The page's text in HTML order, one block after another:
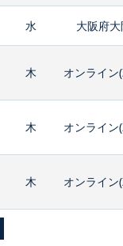
水 大阪府
木 オンライン
木 オンライン
木 オンライン